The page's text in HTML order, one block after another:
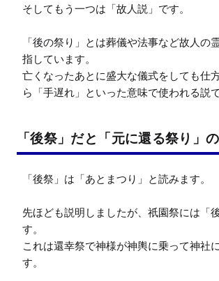
そしてもう一つは「故人説」です。
「後の祭り」とは葬儀や法事など故人の
指しています。
亡くなったあとに盛大な儀式をしても仕
ら「手遅れ」といった意味で使われる説で
「後祭」だと「元に還る祭り」
「後祭」は「あとまつり」と読みます。
先ほども説明しましたが、祇園祭には「
す。
これは還幸祭で神様が神輿に乗って神社
す。